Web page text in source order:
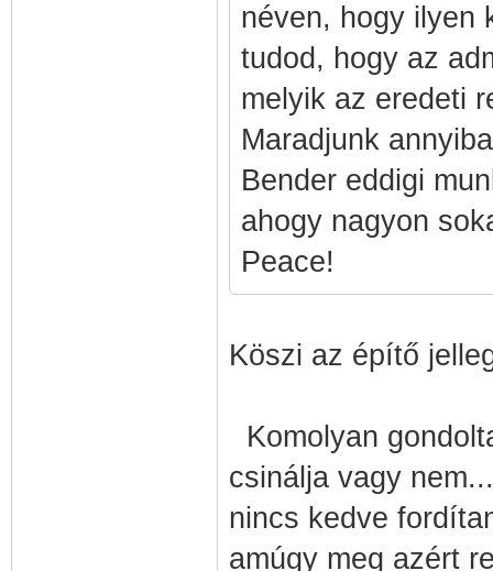
néven, hogy ilyen
tudod, hogy az
melyik az eredeti
Maradjunk
Bender eddigi
ahogy nagyon
Peace!
Köszi az építő
Komolyan
csinálja vagy
nincs kedve
amúgy meg azért